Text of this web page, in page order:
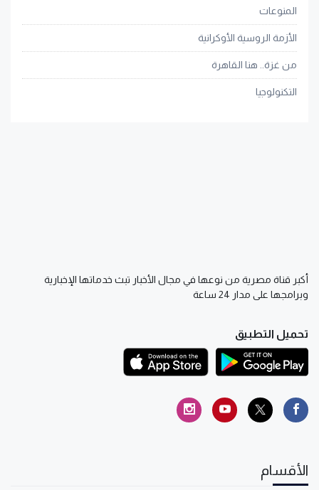
المنوعات
الأزمة الروسية الأوكرانية
من غزة.. هنا القاهرة
التكنولوجيا
أكبر قناة مصرية من نوعها في مجال الأخبار تبث خدماتها الإخبارية
وبرامجها على مدار 24 ساعة
تحميل التطبيق
الأقسام